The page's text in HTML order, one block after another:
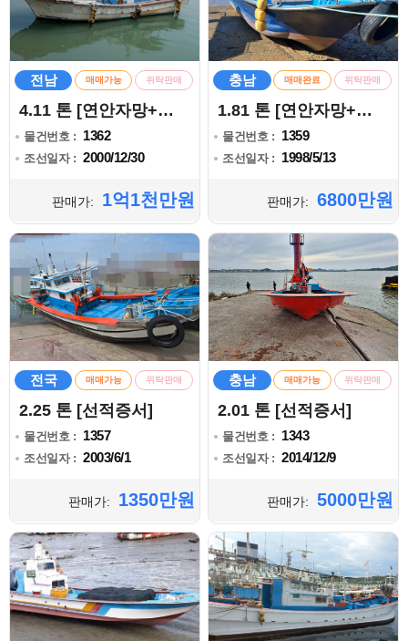
전남 매매가능 위탁판매
4.11 톤 [연안자망+복합]
물건번호 : 1362
조선일자 : 2000/12/30
판매가: 1억1천만원
충남 매매완료 위탁판매
1.81 톤 [연안자망+복합]
물건번호 : 1359
조선일자 : 1998/5/13
판매가: 6800만원
전국 매매가능 위탁판매
2.25 톤 [선적증서]
물건번호 : 1357
조선일자 : 2003/6/1
판매가: 1350만원
충남 매매가능 위탁판매
2.01 톤 [선적증서]
물건번호 : 1343
조선일자 : 2014/12/9
판매가: 5000만원